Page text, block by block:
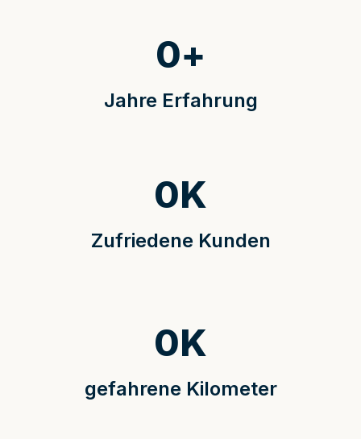
Jahre Erfahrung
0+
Zufriedene Kunden
0K
gefahrene Kilometer
0K